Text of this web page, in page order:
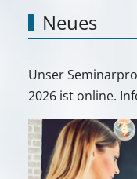
Neues
Unser
2026 ist online.